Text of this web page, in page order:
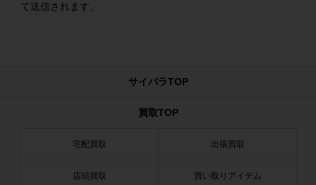
て送信されます。
サイパラTOP
買取TOP
宅配買取 出張買取
店頭買取 買い取りアイテム